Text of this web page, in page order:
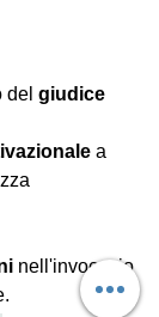
del giudice
a
nell'invocazio